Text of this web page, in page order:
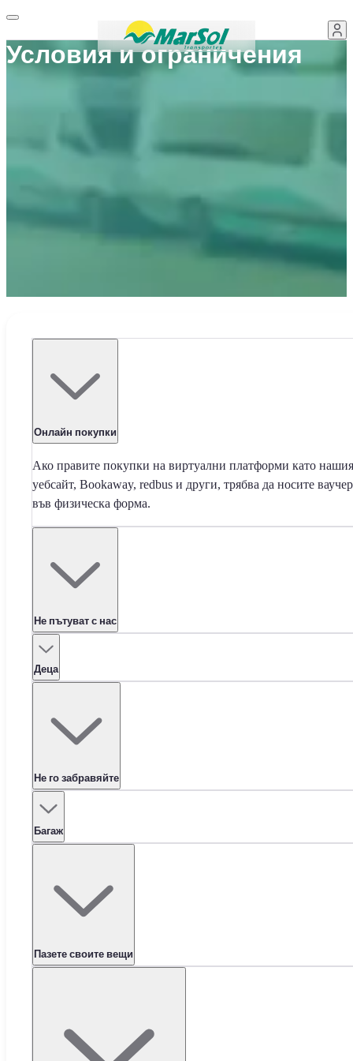
Условия и ограничения
Онлайн покупки
Ако правите покупки на виртуални платформи като нашия
уебсайт, Bookaway, redbus и други, трябва да носите
във физическа форма.
Не пътуват с нас
Деца
Не го забравяйте
Багаж
Пазете своите вещи